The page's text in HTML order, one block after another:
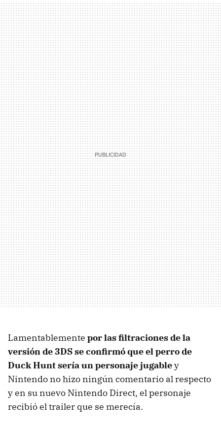
Lamentablemente por las filtraciones de la
versión de 3DS se confirmó que el perro de
Duck Hunt sería un personaje jugabley
Nintendo no hizo ningún comentario al respecto
y en su nuevo Nintendo Direct, el personaje
recibió el trailer que se merecía.